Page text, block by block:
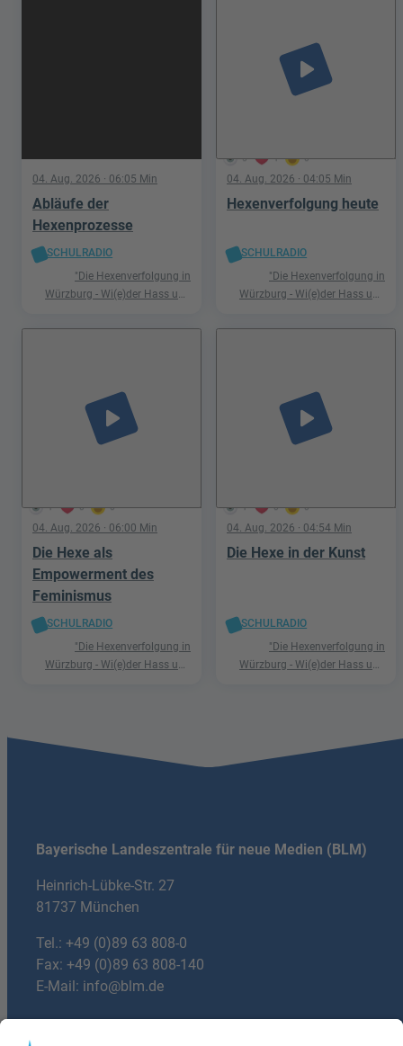
04. Aug. 2026 · 06:05 Min
Abläufe der
Hexenprozesse
SCHULRADIO
"Die Hexenverfolgung in
Würzburg - Wi(e)der Hass und
5 1 0
play_arrow
04. Aug. 2026 · 04:05 Min
Hexenverfolgung heute
SCHULRADIO
"Die Hexenverfolgung in
Würzburg - Wi(e)der Hass und
1 0 0
play_arrow
04. Aug. 2026 · 06:00 Min
Die Hexe als
Empowerment des
Feminismus
SCHULRADIO
"Die Hexenverfolgung in
Würzburg - Wi(e)der Hass und
1 0 0
play_arrow
04. Aug. 2026 · 04:54 Min
Die Hexe in der Kunst
SCHULRADIO
"Die Hexenverfolgung in
Würzburg - Wi(e)der Hass und
Bayerische Landeszentrale für neue Medien (BLM)
Heinrich-Lübke-Str. 27
81737 München
Tel.: +49 (0)89 63 808-0
Fax: +49 (0)89 63 808-140
E-Mail: info@blm.de